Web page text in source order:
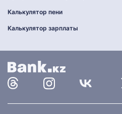
Калькулятор пени
Калькулятор зарплаты